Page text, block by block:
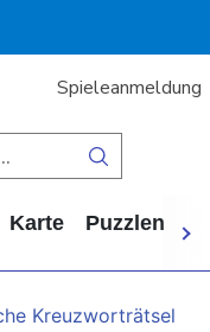
Spieleanmeldung
Karte Puzzlen
Kreuzworträtsel